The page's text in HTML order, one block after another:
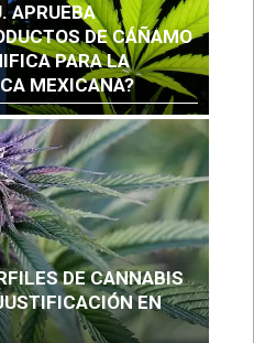
APRUEBA
DE CÁÑAMO
PARA LA
MEXICANA?
DE CANNABIS
EN